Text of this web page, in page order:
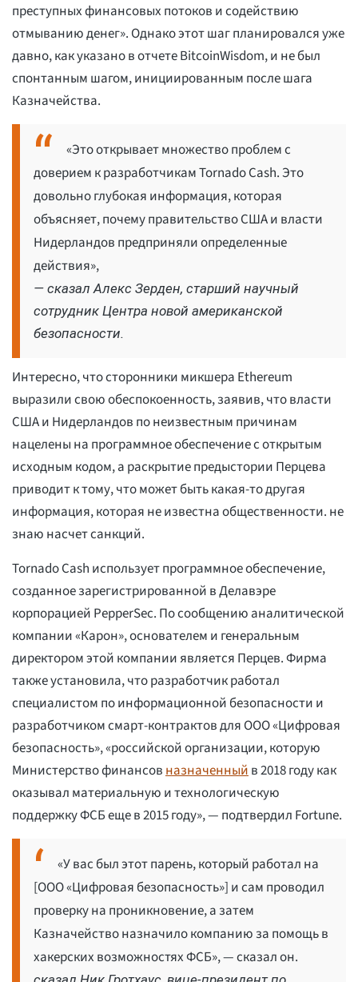
преступных финансовых потоков и содействию
отмыванию денег». Однако этот шаг планировался уже
давно, как указано в отчете BitcoinWisdom, и не был
спонтанным шагом, инициированным после шага
Казначейства.
«Это открывает множество проблем с
доверием к разработчикам Tornado Cash. Это
довольно глубокая информация, которая
объясняет, почему правительство США и власти
Нидерландов предприняли определенные
действия»,
— сказал Алекс Зерден, старший научный
сотрудник Центра новой американской
безопасности.
Интересно, что сторонники микшера Ethereum
выразили свою обеспокоенность, заявив, что власти
США и Нидерландов по неизвестным причинам
нацелены на программное обеспечение с открытым
исходным кодом, а раскрытие предыстории Перцева
приводит к тому, что может быть какая-то другая
информация, которая не известна общественности. не
знаю насчет санкций.
Tornado Cash использует программное обеспечение,
созданное зарегистрированной в Делавэре
корпорацией PepperSec. По сообщению аналитической
компании «Карон», основателем и генеральным
директором этой компании является Перцев. Фирма
также установила, что разработчик работал
специалистом по информационной безопасности и
разработчиком смарт-контрактов для ООО «Цифровая
безопасность», «российской организации, которую
Министерство финансовназначенныйв 2018 году как
оказывал материальную и технологическую
поддержку ФСБ еще в 2015 году», — подтвердил Fortune.
«У вас был этот парень, который работал на
[ООО «Цифровая безопасность»] и сам проводил
проверку на проникновение, а затем
Казначейство назначило компанию за помощь в
хакерских возможностях ФСБ», — сказал он.